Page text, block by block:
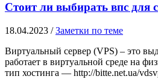
Стоит ли выбирать впс для
18.04.2023 / Заметки по теме
Виртуальный сервер (VPS) – это
работает в виртуальной среде на
тип хостинга — http://bitte.net.ua/